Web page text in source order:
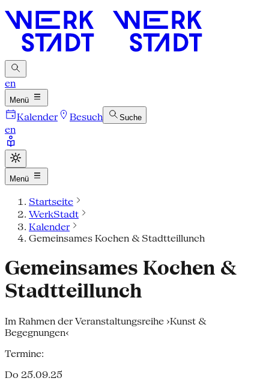
en
Menü
Kalender Besuch Suche
en
Menü
Startseite
WerkStadt
Kalender
Gemeinsames Kochen & Stadtteillunch
Gemeinsames Kochen &
Stadtteillunch
Im Rahmen der Veranstaltungsreihe ›Kunst &
Begegnungen‹
Termine:
Do 25.09.25